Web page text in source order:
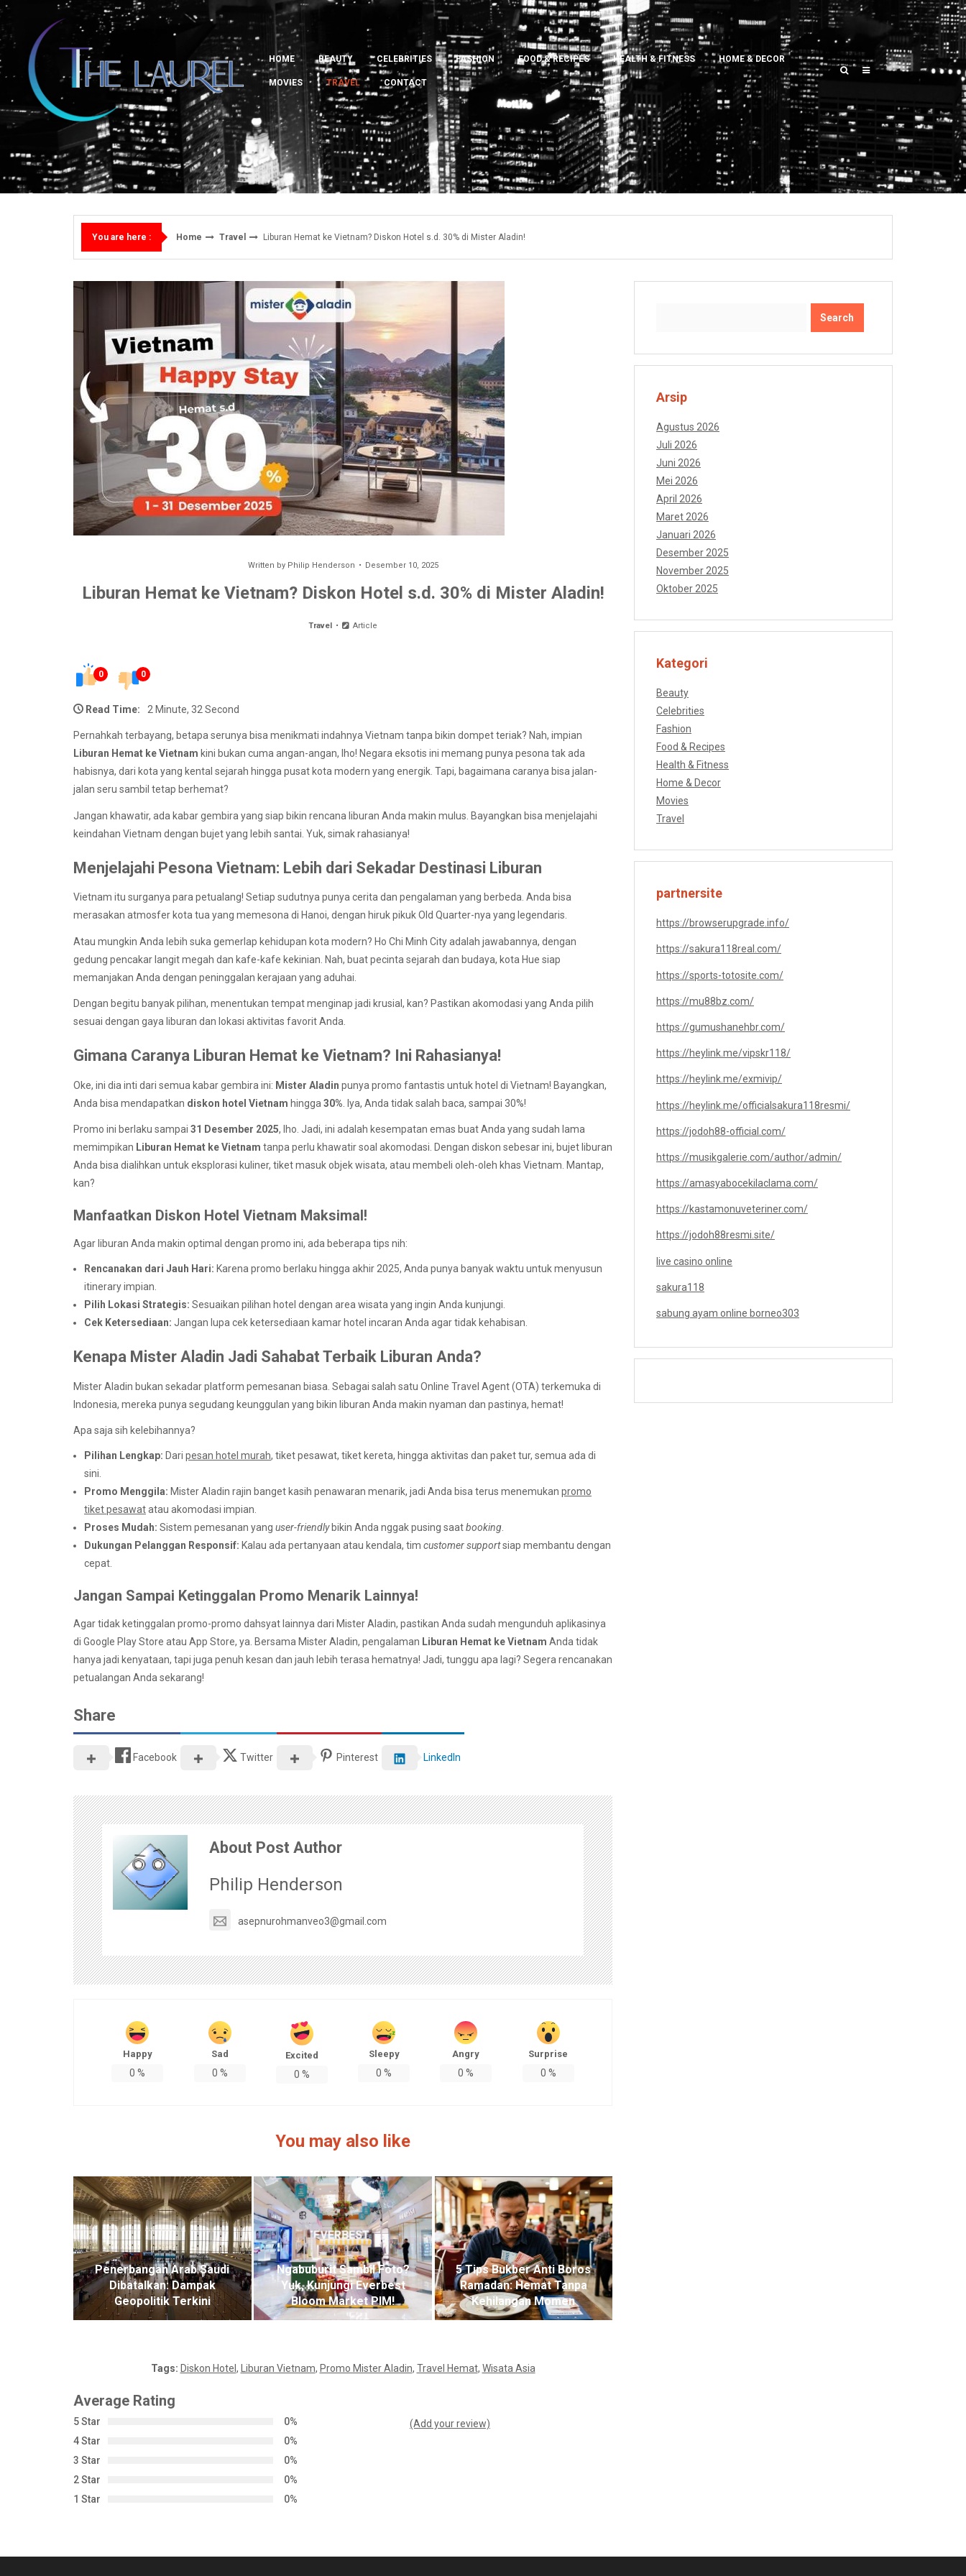
Skip
content
HOME BEAUTY CELEBRITIES FASHION FOOD & RECIPES HEALTH & FITNESS HOME & DECOR
MOVIES TRAVEL CONTACT
You are here : Home Travel Liburan Hemat ke Vietnam? Diskon Hotel s.d. 30% di Mister Aladin!
Written by Philip Henderson Desember 10, 2025
Liburan Hemat ke Vietnam? Diskon Hotel s.d. 30% di Mister Aladin!
Travel Article
0 0
Read Time: 2 Minute, 32 Second
Pernahkah terbayang, betapa serunya bisa menikmati indahnya Vietnam tanpa bikin dompet teriak? Nah, impian
Liburan Hemat ke Vietnam kini bukan cuma angan-angan, lho! Negara eksotis ini memang punya pesona tak ada
habisnya, dari kota yang kental sejarah hingga pusat kota modern yang energik. Tapi, bagaimana caranya bisa jalan-
jalan seru sambil tetap berhemat?
Jangan khawatir, ada kabar gembira yang siap bikin rencana liburan Anda makin mulus. Bayangkan bisa menjelajahi
keindahan Vietnam dengan bujet yang lebih santai. Yuk, simak rahasianya!
Menjelajahi Pesona Vietnam: Lebih dari Sekadar Destinasi Liburan
Vietnam itu surganya para petualang! Setiap sudutnya punya cerita dan pengalaman yang berbeda. Anda bisa
merasakan atmosfer kota tua yang memesona di Hanoi, dengan hiruk pikuk Old Quarter-nya yang legendaris.
Atau mungkin Anda lebih suka gemerlap kehidupan kota modern? Ho Chi Minh City adalah jawabannya, dengan
gedung pencakar langit megah dan kafe-kafe kekinian. Nah, buat pecinta sejarah dan budaya, kota Hue siap
memanjakan Anda dengan peninggalan kerajaan yang aduhai.
Dengan begitu banyak pilihan, menentukan tempat menginap jadi krusial, kan? Pastikan akomodasi yang Anda pilih
sesuai dengan gaya liburan dan lokasi aktivitas favorit Anda.
Gimana Caranya Liburan Hemat ke Vietnam? Ini Rahasianya!
Oke, ini dia inti dari semua kabar gembira ini: Mister Aladin punya promo fantastis untuk hotel di Vietnam! Bayangkan,
Anda bisa mendapatkan diskon hotel Vietnam hingga 30% . Iya, Anda tidak salah baca, sampai 30%!
Promo ini berlaku sampai 31 Desember 2025, lho. Jadi, ini adalah kesempatan emas buat Anda yang sudah lama
memimpikan Liburan Hemat ke Vietnam tanpa perlu khawatir soal akomodasi. Dengan diskon sebesar ini, bujet liburan
Anda bisa dialihkan untuk eksplorasi kuliner, tiket masuk objek wisata, atau membeli oleh-oleh khas Vietnam. Mantap,
kan?
Manfaatkan Diskon Hotel Vietnam Maksimal!
Agar liburan Anda makin optimal dengan promo ini, ada beberapa tips nih:
Rencanakan dari Jauh Hari: Karena promo berlaku hingga akhir 2025, Anda punya banyak waktu untuk menyusun
itinerary impian.
Pilih Lokasi Strategis: Sesuaikan pilihan hotel dengan area wisata yang ingin Anda kunjungi.
Cek Ketersediaan: Jangan lupa cek ketersediaan kamar hotel incaran Anda agar tidak kehabisan.
Kenapa Mister Aladin Jadi Sahabat Terbaik Liburan Anda?
Mister Aladin bukan sekadar platform pemesanan biasa. Sebagai salah satu Online Travel Agent (OTA) terkemuka di
Indonesia, mereka punya segudang keunggulan yang bikin liburan Anda makin nyaman dan pastinya, hemat!
Apa saja sih kelebihannya?
Pilihan Lengkap: Dari pesan hotel murah, tiket pesawat, tiket kereta, hingga aktivitas dan paket tur, semua ada di
sini.
Promo Menggila: Mister Aladin rajin banget kasih penawaran menarik, jadi Anda bisa terus menemukan promo
tiket pesawatatau akomodasi impian.
Proses Mudah: Sistem pemesanan yang user-friendlybikin Anda nggak pusing saatbooking
Dukungan Pelanggan Responsif: Kalau ada pertanyaan atau kendala, tim customer supportsiap membantu dengan
cepat.
Jangan Sampai Ketinggalan Promo Menarik Lainnya!
Agar tidak ketinggalan promo-promo dahsyat lainnya dari Mister Aladin, pastikan Anda sudah mengunduh aplikasinya
di Google Play Store atau App Store, ya. Bersama Mister Aladin, pengalaman Liburan Hemat ke Vietnam Anda tidak
hanya jadi kenyataan, tapi juga penuh kesan dan jauh lebih terasa hematnya! Jadi, tunggu apa lagi? Segera rencanakan
petualangan Anda sekarang!
Share
Facebook Twitter Pinterest LinkedIn
About Post Author
Philip Henderson
asepnurohmanveo3@gmail.com
Happy
0 %
Sad
0 %
Excited
0 %
Sleepy
0 %
Angry
0 %
Surprise
0 %
You may also like
Penerbangan Arab Saudi
Dibatalkan: Dampak
Geopolitik Terkini
Ngabuburit Sambil Foto?
Yuk, Kunjungi Everbest
Bloom Market PIM!
5 Tips Bukber Anti Boros
Ramadan: Hemat Tanpa
Kehilangan Momen
Tags: Diskon Hotel , Liburan Vietnam, Promo Mister Aladin, Travel Hemat, Wisata Asia
Average Rating
5 Star
0%
4 Star
0%
3 Star
0%
2 Star
0%
1 Star
0%
(Add your review)
Arsip
Agustus 2026
Juli 2026
Juni 2026
Mei 2026
April 2026
Maret 2026
Januari 2026
Desember 2025
November 2025
Oktober 2025
Kategori
Beauty
Celebrities
Fashion
Food & Recipes
Health & Fitness
Home & Decor
Movies
Travel
partnersite
https://browserupgrade.info/
https://sakura118real.com/
https://sports-totosite.com/
https://mu88bz.com/
https://gumushanehbr.com/
https://heylink.me/vipskr118/
https://heylink.me/exmivip/
https://heylink.me/officialsakura118resmi/
https://jodoh88-official.com/
https://musikgalerie.com/author/admin/
https://amasyabocekilaclama.com/
https://kastamonuveteriner.com/
https://jodoh88resmi.site/
live casino online
sakura118
sabung ayam online borneo303